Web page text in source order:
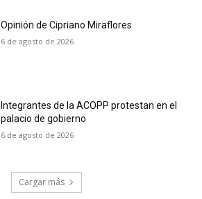
Opinión de Cipriano Miraflores
6 de agosto de 2026
Integrantes de la ACOPP protestan en el
palacio de gobierno
6 de agosto de 2026
Cargar más